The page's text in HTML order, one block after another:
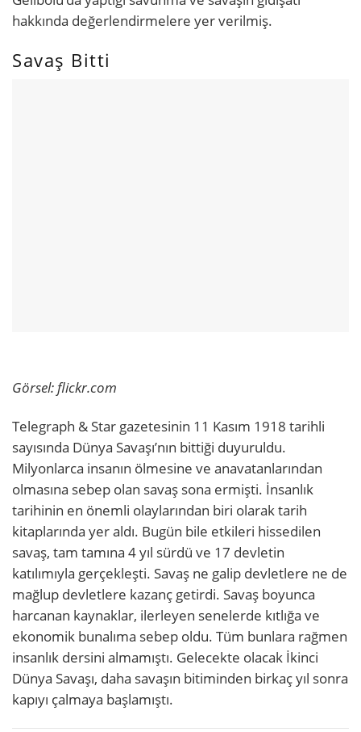
hakkında değerlendirmelere yer verilmiş.
Savaş Bitti
Görsel: flickr.com
Telegraph & Star gazetesinin 11 Kasım 1918 tarihli
sayısında Dünya Savaşı’nın bittiği duyuruldu.
Milyonlarca insanın ölmesine ve anavatanlarından
olmasına sebep olan savaş sona ermişti. İnsanlık
tarihinin en önemli olaylarından biri olarak tarih
kitaplarında yer aldı. Bugün bile etkileri hissedilen
savaş, tam tamına 4 yıl sürdü ve 17 devletin
katılımıyla gerçekleşti. Savaş ne galip devletlere ne de
mağlup devletlere kazanç getirdi. Savaş boyunca
harcanan kaynaklar, ilerleyen senelerde kıtlığa ve
ekonomik bunalıma sebep oldu. Tüm bunlara rağmen
insanlık dersini almamıştı. Gelecekte olacak İkinci
Dünya Savaşı, daha savaşın bitiminden birkaç yıl sonra
kapıyı çalmaya başlamıştı.